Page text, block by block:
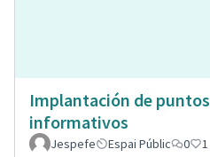
Implantación de puntos
informativos
Jespefe Espai Públic 0 1